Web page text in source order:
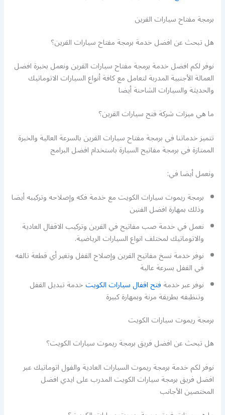
برمجة مفتاح سيارات القرين
هل تبحث عن افضل خدمة برمجة مفتاح سيارات القرين؟
نوفر لكم افضل خدمة برمجة مفتاح سيارات القرين ونعمل بخبرة افضل
العمالة الأجنبية المدربة لتعامل مع كافة أنواع السيارات الاتوماتيك
والحديثة والسيارات الشاحنة أيضا
ما هي ميزات شركة فتح سيارات القرين؟
تتميز خدماتنا في برمجة مفتاح سيارات القرين بالسرعة العالية والخبرة
الممتازة في برمجة مفاتيح السيارة باستخدام افضل البرامج
ونعمل أيضا في:
برمجة ريموت سيارات الكويت مع خدمة فكه وإصلاحه وتركيبه أيضا
وذلك بمهارة افضل الفنين
نعمل في خدمة صب مفاتيح في القرين وتركيب الاقفال العادية
والاتوماتيك لمختلف انواع السيارات الرياضية.
نوفر خدمة نسخ مفاتيح القرين وإصلاح القفل وتغير أي قطعة تالفه
في القفل بسرعة عالية
نوفر عبر خدمةفتح اقفال سيارات الكويتخدمة تبديل القفل
وتنظيفه بطريقة مرنة وبمهارة كبيرة
برمجة ريموت سيارات الكويت
هل تبحث عن افضل فريق برمجة ريموت سيارات الكويت؟
نوفر لكم خدمة برمجة ريموت السيارات العادية والفول اتوماتيك عبر
افضل فريق برمجة سيارات الكويت المدرب على ايدي افضل
المختصين الأجانب